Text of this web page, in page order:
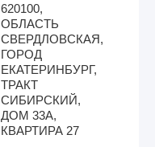
620100,
ОБЛАСТЬ
СВЕРДЛОВСКАЯ,
ГОРОД
ЕКАТЕРИНБУРГ,
ТРАКТ
СИБИРСКИЙ,
ДОМ 33А,
КВАРТИРА 27